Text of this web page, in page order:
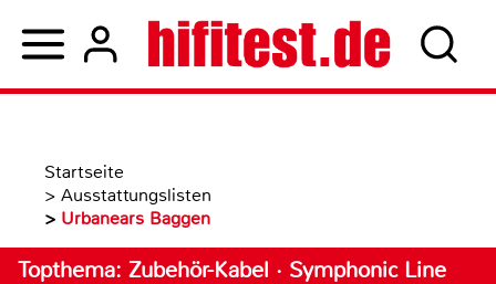
Startseite
> Ausstattungslisten
> Urbanears Baggen
Topthema: Zubehör-Kabel · Symphonic Line